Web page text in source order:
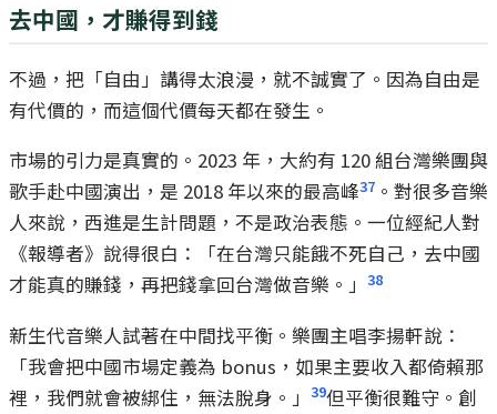
去中國，才賺得到錢
不過，把「自由」講得太浪漫，就不誠實了。因為自由是
有代價的，而這個代價每天都在發生。
市場的引力是真實的。2023 年，大約有 120 組台灣樂團與
歌手赴中國演出，是 2018 年以來的最高峰37 。對很多音樂
人來說，西進是生計問題，不是政治表態。一位經紀人對
《報導者》說得很白：「在台灣只能餓不死自己，去中國
才能真的賺錢，再把錢拿回台灣做音樂。」 38
新生代音樂人試著在中間找平衡。樂團主唱李揚軒說：
「我會把中國市場定義為 bonus，如果主要收入都倚賴那
裡，我們就會被綁住，無法脫身。」 39但平衡很難守。創